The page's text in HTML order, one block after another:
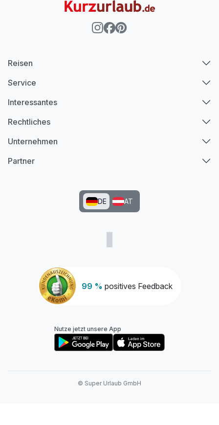
99 % positives Feedback
Reisen
Service
Interessantes
Rechtliches
Unternehmen
Partner
DE AT
Nutze jetzt unsere App
© Super Urlaub GmbH